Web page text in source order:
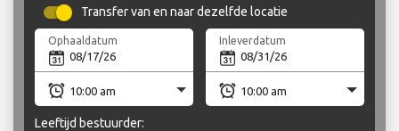
Transfer van en naar dezelfde locatie
Ophaaldatum Inleverdatum
Leeftijd bestuurder: